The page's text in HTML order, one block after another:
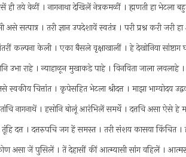
ही तये वेळीं । नागनाथा देखिलें नेत्रकमळीं । ह्मणती हा
असे सत्पात्र । तरी ज्ञान उपदेशावें स्वतंत्र । परी प्रश्न करी जरी
कल्पना केली । एका बैसले वृक्षाखालीं । हे देखोनिया सांष्टाग
उभा राहे । न्याहाळून मुखाकडे पाहे । विनविता जाला
स्वकीय चित्तांत । कृपेसहित भेटला श्रीदत्त । माझा भाग्योदय
नागनाथें । हसोनि बोलूं आरंभिलें समर्थे । दत्तचि असा ऐसे हे
तूंहि दत्त । दत्तरुपचि जग हें समस्त । तरी संशय कासया किंचित
असा जें पुसिलें । तें देहासीं कीं आत्म्यासी सांग वहिलें ।